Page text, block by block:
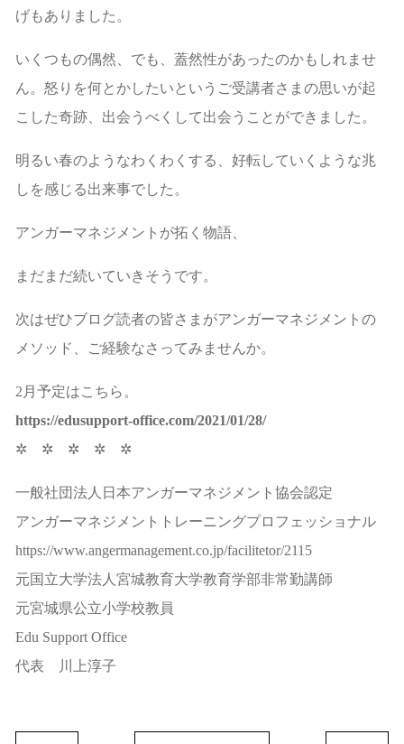
げもありました。
いくつもの偶然、でも、蓋然性があったのかもしれませ
ん。怒りを何とかしたいというご受講者さまの思いが起
こした奇跡、出会うべくして出会うことができました。
明るい春のようなわくわくする、好転していくような兆
しを感じる出来事でした。
アンガーマネジメントが拓く物語、
まだまだ続いていきそうです。
次はぜひブログ読者の皆さまがアンガーマネジメントの
メソッド、ご経験なさってみませんか。
2月予定はこちら。
https://edusupport-office.com/2021/01/28/
✲ ✲ ✲ ✲ ✲
一般社団法人日本アンガーマネジメント協会認定
アンガーマネジメントトレーニングプロフェッショナル
https://www.angermanagement.co.jp/facilitetor/2115
元国立大学法人宮城教育大学教育学部非常勤講師
元宮城県公立小学校教員
Edu Support Office
代表 川上淳子